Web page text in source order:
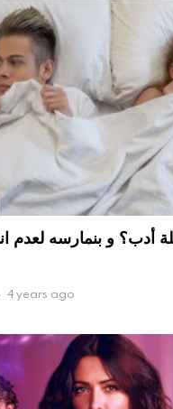
و بنمارسه لعدم
4 years ago